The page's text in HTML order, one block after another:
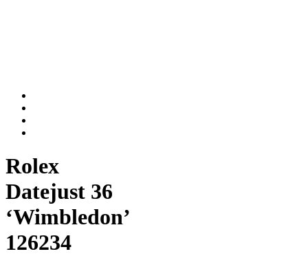
Rolex
Datejust 36
‘Wimbledon’
126234